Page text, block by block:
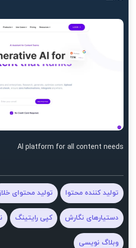
AI platform for all content needs
تولید کننده محتوا تولید محتوای
دستیارهای نگارش کپی رایتینگ
وبلاگ نویسی